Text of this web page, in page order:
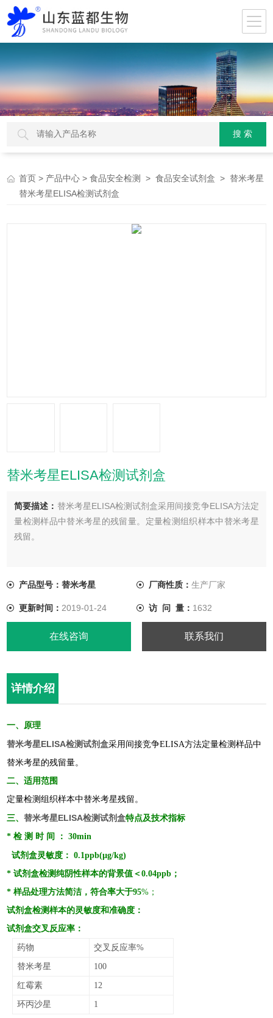
首页 > 产品中心 >食品安全检测 >食品安全试剂盒 > 替米考星
替米考星ELISA检测试剂盒
替米考星ELISA检测试剂盒
简要描述： 替米考星ELISA检测试剂盒采用间接竞争ELISA方法定
量检测样品中替米考星的残留量。定量检测组织样本中替米考星
残留。
产品型号：替米考星 厂商性质： 生产厂家
更新时间： 2019-01-24 访 问 量： 1632
在线咨询 联系我们
详情介绍
一、原理
替米考星ELISA检测试剂盒采用间接竞争ELISA方法定量检测样品中
替米考星的残留量。
二、适用范围
定量检测组织样本中替米考星残留。
三、替米考星ELISA检测试剂盒特点及技术指标
* 检 测 时 间 ： 30min
试剂盒灵敏度：0.1ppb(µg/kg)
* 试剂盒检测纯阴性样本的背景值＜0.04ppb；
* 样品处理方法简洁，符合率大于95%；
试剂盒检测样本的灵敏度和准确度：
试剂盒交叉反应率：
药物 交叉反应率%
替米考星 100
红霉素 12
环丙沙星 1